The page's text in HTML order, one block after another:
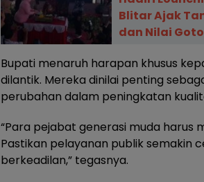
Blitar Ajak
dan Nilai
Bupati menaruh harapan khusus
dilantik. Mereka dinilai penting
perubahan dalam peningkatan
“Para pejabat generasi muda harus
Pastikan pelayanan publik semakin
berkeadilan,” tegasnya.